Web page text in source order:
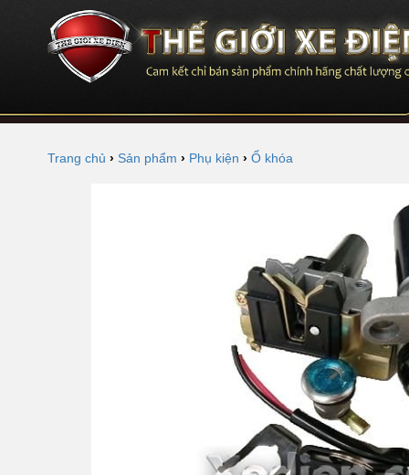
Trang chủ › Sản phẩm › Phụ kiện › Ổ khóa